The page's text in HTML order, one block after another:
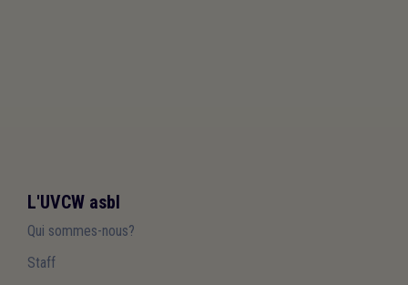
L'UVCW asbl
Qui sommes-nous?
Staff